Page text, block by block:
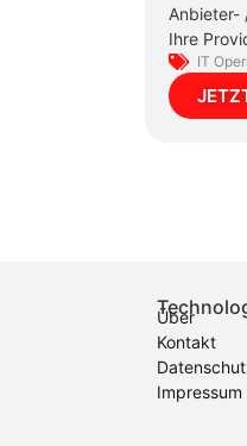
Anbieter-
Ihre
IT
Über
Kontakt
Impressum